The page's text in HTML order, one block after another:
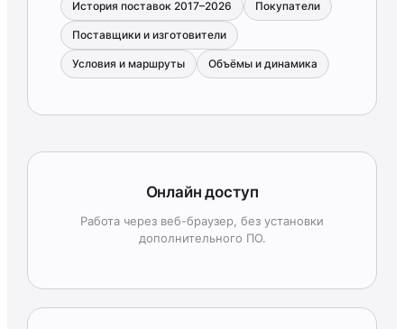
История поставок 2017–2026 Покупатели
Поставщики и изготовители
Условия и маршруты Объёмы и динамика
Онлайн доступ
Работа через веб-браузер, без установки
дополнительного ПО.